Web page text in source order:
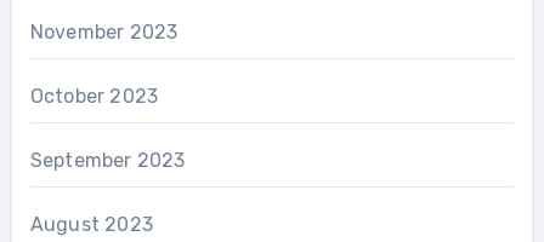
November 2023
October 2023
September 2023
August 2023